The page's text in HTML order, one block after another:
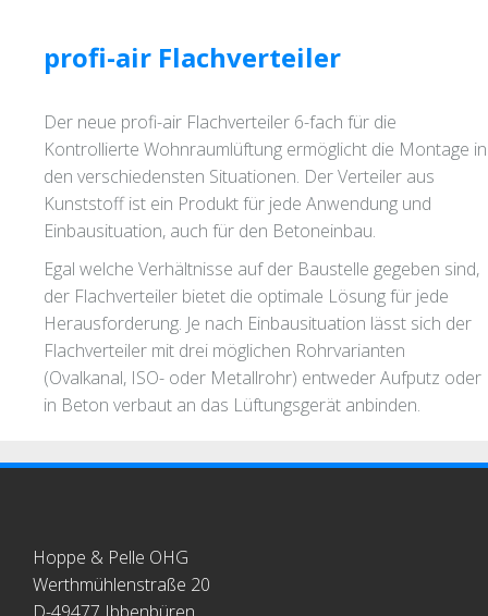
profi-air Flachverteiler
Der neue profi-air Flachverteiler 6-fach für die
Kontrollierte Wohnraumlüftung ermöglicht die Montage in
den verschiedensten Situationen. Der Verteiler aus
Kunststoff ist ein Produkt für jede Anwendung und
Einbausituation, auch für den Betoneinbau.
Egal welche Verhältnisse auf der Baustelle gegeben sind,
der Flachverteiler bietet die optimale Lösung für jede
Herausforderung. Je nach Einbausituation lässt sich der
Flachverteiler mit drei möglichen Rohrvarianten
(Ovalkanal, ISO- oder Metallrohr) entweder Aufputz oder
in Beton verbaut an das Lüftungsgerät anbinden.
Hoppe & Pelle OHG
Werthmühlenstraße 20